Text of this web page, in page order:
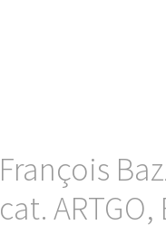
François
cat.